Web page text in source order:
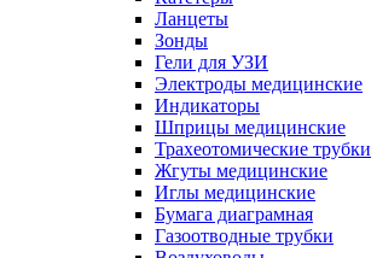
Ланцеты
Зонды
Гели для УЗИ
Электроды медицинские
Индикаторы
Шприцы медицинские
Трахеотомические трубки
Жгуты медицинские
Иглы медицинские
Бумага диаграмная
Газоотводные трубки